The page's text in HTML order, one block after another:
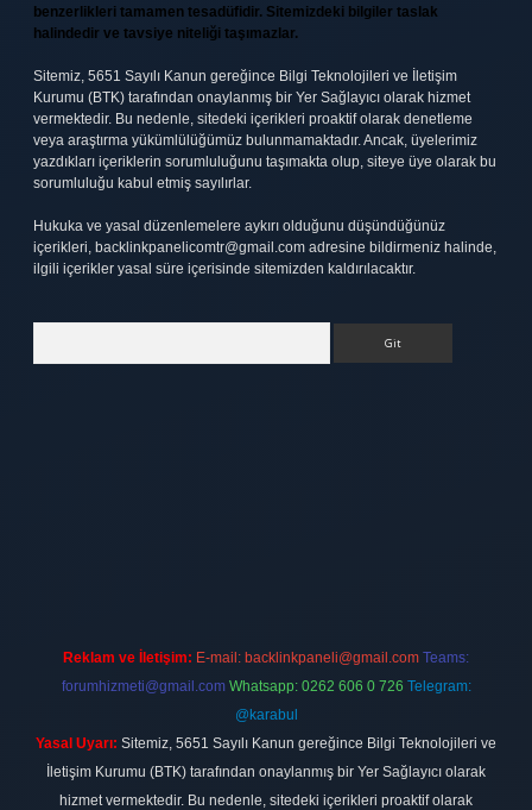
benzerlikleri tamamen tesadüfidir. Sitemizdeki bilgiler taslak
halindedir ve tavsiye niteliği taşımazlar.
Sitemiz, 5651 Sayılı Kanun gereğince Bilgi Teknolojileri ve İletişim
Kurumu (BTK) tarafından onaylanmış bir Yer Sağlayıcı olarak hizmet
vermektedir. Bu nedenle, sitedeki içerikleri proaktif olarak denetleme
veya araştırma yükümlülüğümüz bulunmamaktadır. Ancak, üyelerimiz
yazdıkları içeriklerin sorumluluğunu taşımakta olup, siteye üye olarak bu
sorumluluğu kabul etmiş sayılırlar.
Hukuka ve yasal düzenlemelere aykırı olduğunu düşündüğünüz
içerikleri, backlinkpanelicomtr@gmail.com adresine bildirmeniz halinde,
ilgili içerikler yasal süre içerisinde sitemizden kaldırılacaktır.
Reklam ve İletişim: E-mail: backlinkpaneli@gmail.com Teams:
forumhizmeti@gmail.com Whatsapp: 0262 606 0 726 Telegram:
@karabul
Yasal Uyarı: Sitemiz, 5651 Sayılı Kanun gereğince Bilgi Teknolojileri ve
İletişim Kurumu (BTK) tarafından onaylanmış bir Yer Sağlayıcı olarak
hizmet vermektedir. Bu nedenle, sitedeki içerikleri proaktif olarak